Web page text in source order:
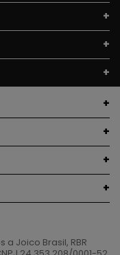
a Joico Brasil, RBR